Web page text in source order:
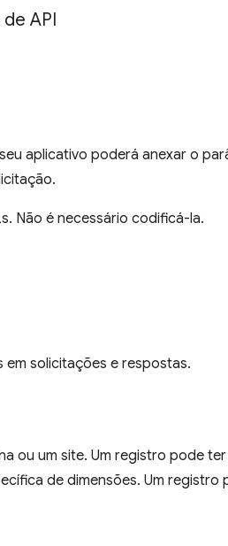
API
aplicativo poderá anexar o
Não é necessário codificá-la.
solicitações e respostas.
ou um site. Um registro pode
de dimensões. Um registro